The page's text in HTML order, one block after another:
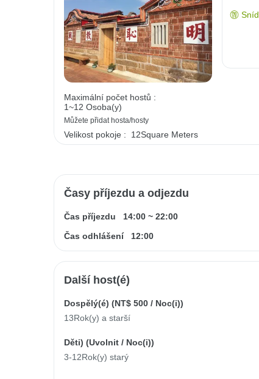
Maximální počet hostů :
1~12 Osoba(y)
Můžete přidat hosta/hosty
Velikost pokoje : 12Square Meters
Časy příjezdu a odjezdu
Čas příjezdu 14:00 ~ 22:00
Čas odhlášení
12:00
Další host(é)
Dospělý(é) (NT$ 500 / Noc(i))
13Rok(y) a starší
Děti) (Uvolnit / Noc(i))
3-12Rok(y) starý